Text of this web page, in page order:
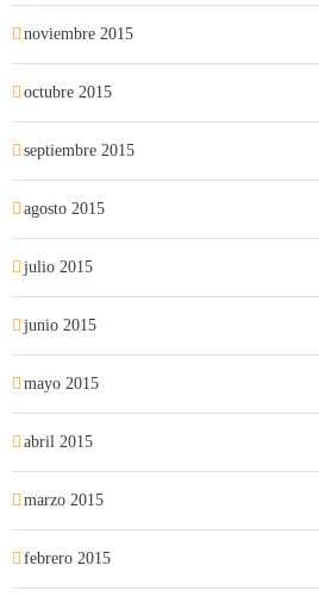
noviembre 2015
octubre 2015
septiembre 2015
agosto 2015
julio 2015
junio 2015
mayo 2015
abril 2015
marzo 2015
febrero 2015